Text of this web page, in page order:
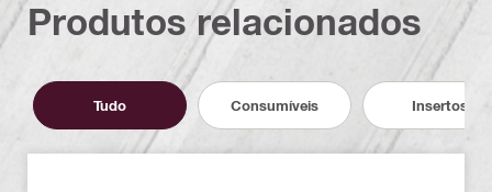
Produtos relacionados
Tudo Consumíveis Insertos